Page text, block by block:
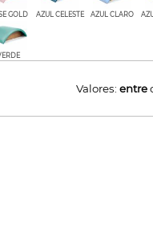
GOLD AZUL CELESTE AZUL CLARO
Valores:entre